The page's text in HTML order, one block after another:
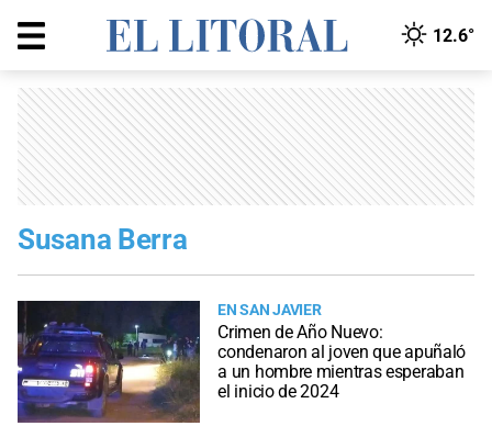
12.6°
Susana Berra
EN SAN JAVIER
Crimen de Año Nuevo:
condenaron al joven que apuñaló
a un hombre mientras esperaban
el inicio de 2024